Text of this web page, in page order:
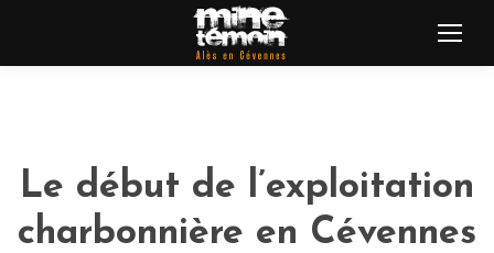
Le début de l’exploitation
charbonnière en Cévennes